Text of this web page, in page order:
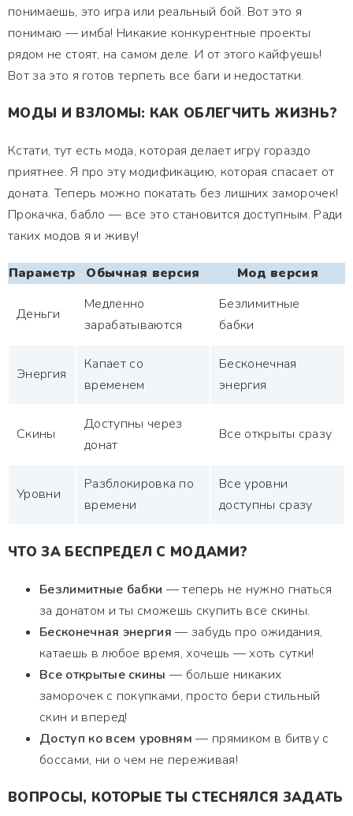
понимаешь, это игра или реальный бой. Вот это я
понимаю — имба! Никакие конкурентные проекты
рядом не стоят, на самом деле. И от этого кайфуешь!
Вот за это я готов терпеть все баги и недостатки.
МОДЫ И ВЗЛОМЫ: КАК ОБЛЕГЧИТЬ ЖИЗНЬ?
Кстати, тут есть мода, которая делает игру гораздо
приятнее. Я про эту модификацию, которая спасает от
доната. Теперь можно покатать без лишних заморочек!
Прокачка, бабло — все это становится доступным. Ради
таких модов я и живу!
Параметр Обычная версия Мод версия
Деньги
Медленно
зарабатываются
Безлимитные
бабки
Энергия
Капает со
временем
Бесконечная
энергия
Скины
Доступны через
донат
Все открыты сразу
Уровни
Разблокировка по
времени
Все уровни
доступны сразу
ЧТО ЗА БЕСПРЕДЕЛ С МОДАМИ?
Безлимитные бабки — теперь не нужно гнаться
за донатом и ты сможешь скупить все скины.
Бесконечная энергия — забудь про ожидания,
катаешь в любое время, хочешь — хоть сутки!
Все открытые скины — больше никаких
заморочек с покупками, просто бери стильный
скин и вперед!
Доступ ко всем уровням — прямиком в битву с
боссами, ни о чем не переживая!
ВОПРОСЫ, КОТОРЫЕ ТЫ СТЕСНЯЛСЯ ЗАДАТЬ